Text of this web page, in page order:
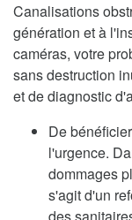
Canalisations
génération et à
caméras, votre
sans destruction
et de diagnostic
De
l'urgence.
dommages
s'agit d'un